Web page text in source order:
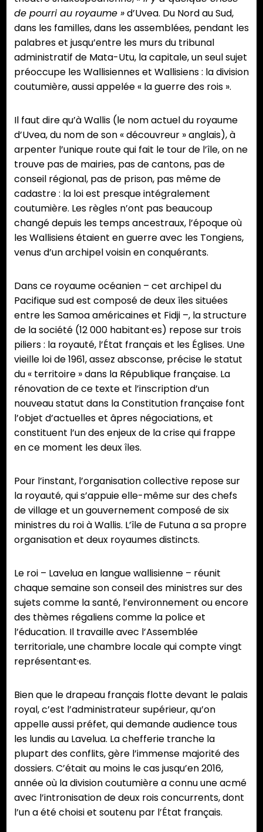
de pourri au royaume »d’Uvea. Du Nord au Sud,
dans les familles, dans les assemblées, pendant les
palabres et jusqu’entre les murs du tribunal
administratif de Mata-Utu, la capitale, un seul sujet
préoccupe les Wallisiennes et Wallisiens : la division
coutumière, aussi appelée « la guerre des rois ».
Il faut dire qu’à Wallis (le nom actuel du royaume
d’Uvea, du nom de son « découvreur » anglais), à
arpenter l’unique route qui fait le tour de l’île, on ne
trouve pas de mairies, pas de cantons, pas de
conseil régional, pas de prison, pas même de
cadastre : la loi est presque intégralement
coutumière. Les règles n’ont pas beaucoup
changé depuis les temps ancestraux, l’époque où
les Wallisiens étaient en guerre avec les Tongiens,
venus d’un archipel voisin en conquérants.
Dans ce royaume océanien – cet archipel du
Pacifique sud est composé de deux îles situées
entre les Samoa américaines et Fidji –, la structure
de la société (12 000 habitant·es) repose sur trois
piliers : la royauté, l’État français et les Églises. Une
vieille loi de 1961, assez absconse, précise le statut
du « territoire » dans la République française. La
rénovation de ce texte et l’inscription d’un
nouveau statut dans la Constitution française font
l’objet d’actuelles et âpres négociations, et
constituent l’un des enjeux de la crise qui frappe
en ce moment les deux îles.
Pour l’instant, l’organisation collective repose sur
la royauté, qui s’appuie elle-même sur des chefs
de village et un gouvernement composé de six
ministres du roi à Wallis. L’île de Futuna a sa propre
organisation et deux royaumes distincts.
Le roi – Lavelua en langue wallisienne – réunit
chaque semaine son conseil des ministres sur des
sujets comme la santé, l’environnement ou encore
des thèmes régaliens comme la police et
l’éducation. Il travaille avec l’Assemblée
territoriale, une chambre locale qui compte vingt
représentant·es.
Bien que le drapeau français flotte devant le palais
royal, c’est l’administrateur supérieur, qu’on
appelle aussi préfet, qui demande audience tous
les lundis au Lavelua. La chefferie tranche la
plupart des conflits, gère l’immense majorité des
dossiers. C’était au moins le cas jusqu’en 2016,
année où la division coutumière a connu une acmé
avec l’intronisation de deux rois concurrents, dont
l’un a été choisi et soutenu par l’État français.